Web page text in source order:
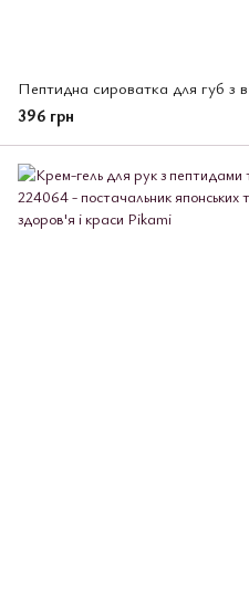
Пептидна сироватка для губ з
396 грн